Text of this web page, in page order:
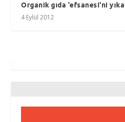
Organik gıda 'efsanesi'ni
4 Eylül 2012